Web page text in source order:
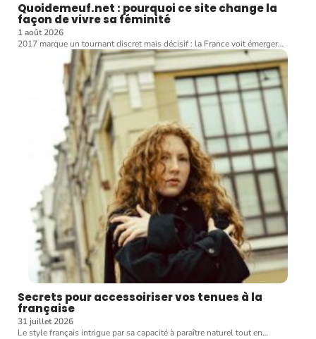
Quoidemeuf.net : pourquoi ce site change la
façon de vivre sa féminité
1 août 2026
2017 marque un tournant discret mais décisif : la France voit émerger…
Secrets pour accessoiriser vos tenues à la
française
31 juillet 2026
Le style français intrigue par sa capacité à paraître naturel tout en…